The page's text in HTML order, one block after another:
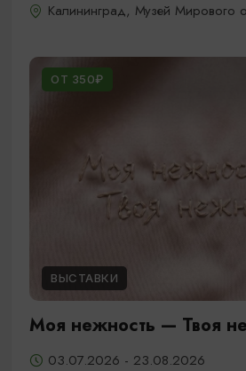
Калининград, Музей Мирового
ОТ 350₽
ВЫСТАВКИ
Моя нежность — Твоя
03.07.2026 - 23.08.2026